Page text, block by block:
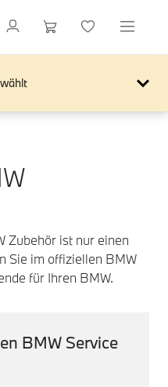
Zubehör ist nur einen
Sie im offiziellen BMW
für Ihren BMW.
BMW Service